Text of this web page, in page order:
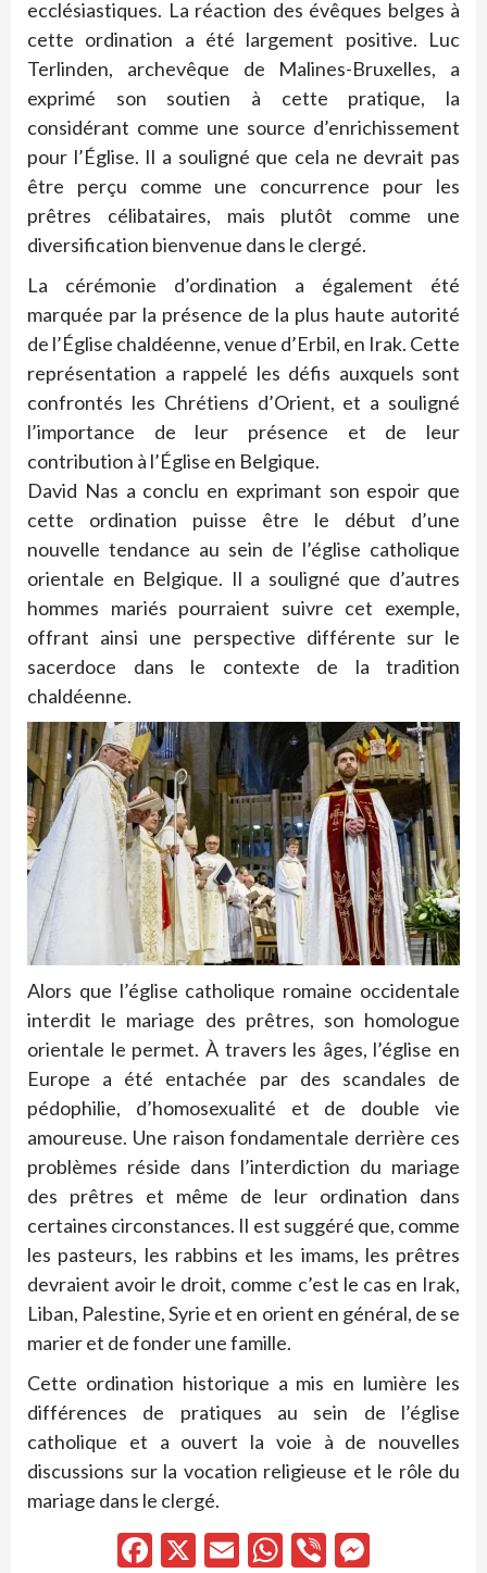
ecclésiastiques. La réaction des évêques belges à
cette ordination a été largement positive. Luc
Terlinden, archevêque de Malines-Bruxelles, a
exprimé son soutien à cette pratique, la
considérant comme une source d’enrichissement
pour l’Église. Il a souligné que cela ne devrait pas
être perçu comme une concurrence pour les
prêtres célibataires, mais plutôt comme une
diversification bienvenue dans le clergé.
La cérémonie d’ordination a également été
marquée par la présence de la plus haute autorité
de l’Église chaldéenne, venue d’Erbil, en Irak. Cette
représentation a rappelé les défis auxquels sont
confrontés les Chrétiens d’Orient, et a souligné
l’importance de leur présence et de leur
contribution à l’Église en Belgique.
David Nas a conclu en exprimant son espoir que
cette ordination puisse être le début d’une
nouvelle tendance au sein de l’église catholique
orientale en Belgique. Il a souligné que d’autres
hommes mariés pourraient suivre cet exemple,
offrant ainsi une perspective différente sur le
sacerdoce dans le contexte de la tradition
chaldéenne.
Alors que l’église catholique romaine occidentale
interdit le mariage des prêtres, son homologue
orientale le permet. À travers les âges, l’église en
Europe a été entachée par des scandales de
pédophilie, d’homosexualité et de double vie
amoureuse. Une raison fondamentale derrière ces
problèmes réside dans l’interdiction du mariage
des prêtres et même de leur ordination dans
certaines circonstances. Il est suggéré que, comme
les pasteurs, les rabbins et les imams, les prêtres
devraient avoir le droit, comme c’est le cas en Irak,
Liban, Palestine, Syrie et en orient en général, de se
marier et de fonder une famille.
Cette ordination historique a mis en lumière les
différences de pratiques au sein de l’église
catholique et a ouvert la voie à de nouvelles
discussions sur la vocation religieuse et le rôle du
mariage dans le clergé.
Facebook
X EmailWhatsApp
Viber